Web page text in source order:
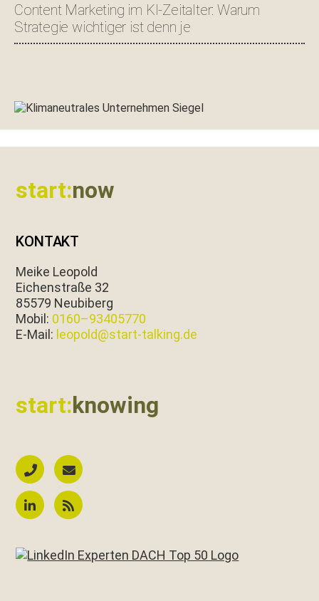
Content Marketing im KI-Zeitalter: Warum
Strategie wichtiger ist denn je
start:now
KONTAKT
Meike Leopold
Eichen­straße 32
85579 Neubiberg
Mobil: 0160–93405770
E‑Mail: leopold@start-talking.de
start:knowing